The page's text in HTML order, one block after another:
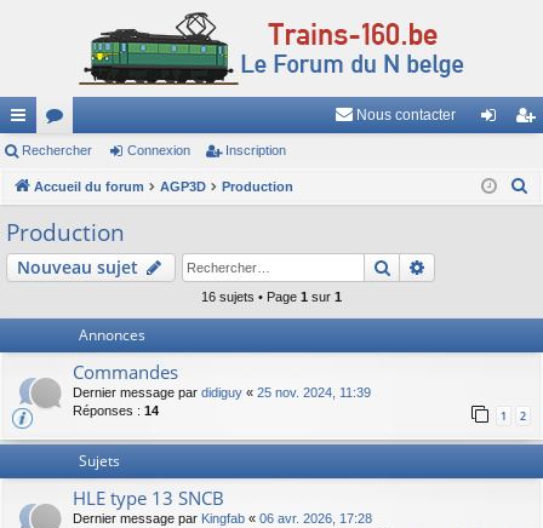
ac
co
ur
ci
or
u
m
s
Nous contacter
ne cri
Rechercher Connexion Inscription
Accueil du forum AGP3D Production
r
Production
Nouveau sujet Rechercher
16 sujets • Page 1 sur 1
Annonces
Commandes
Dernier message par didiguy « 25 nov. 2024, 11:39
Réponses : 14 1 2
Sujets
HLE type 13 SNCB
Dernier message par Kingfab « 06 avr. 2026, 17:28